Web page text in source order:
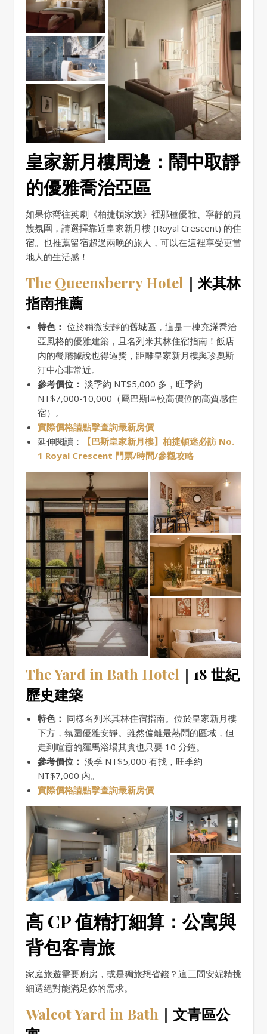
皇家新月樓周邊：鬧中取靜
的優雅喬治亞區
如果你嚮往英劇《柏捷頓家族》裡那種優雅、寧靜的貴
族氛圍，請選擇靠近皇家新月樓 (Royal Crescent) 的住
宿。也推薦留宿超過兩晚的旅人，可以在這裡享受更當
地人的生活感！
The Queensberry Hotel ｜米其林
指南推薦
特色： 位於稍微安靜的舊城區，這是一棟充滿喬治
亞風格的優雅建築，且名列米其林住宿指南！飯店
內的餐廳據說也得過獎，距離皇家新月樓與珍奧斯
汀中心非常近。
參考價位： 淡季約 NT$5,000 多，旺季約
NT$7,000-10,000（屬巴斯區較高價位的高質感住
宿）。
實際價格請點擊查詢最新房價
延伸閱讀：
【巴斯皇家新月樓】柏捷頓迷必訪 No.
1 Royal Crescent 門票/時間/參觀攻略
The Yard in Bath Hotel ｜18 世紀
歷史建築
特色： 同樣名列米其林住宿指南。位於皇家新月樓
下方，氛圍優雅安靜。雖然偏離最熱鬧的區域，但
走到喧囂的羅馬浴場其實也只要 10 分鐘。
參考價位： 淡季 NT$5,000 有找，旺季約
NT$7,000 內。
實際價格請點擊查詢最新房價
高 CP 值精打細算：公寓與
背包客青旅
家庭旅遊需要廚房，或是獨旅想省錢？這三間安妮精挑
細選絕對能滿足你的需求。
Walcot Yard in Bath ｜文青區公